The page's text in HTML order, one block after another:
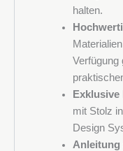
halten.
Verfügung
Exklusive
mit Stolz
Design
Anleitung